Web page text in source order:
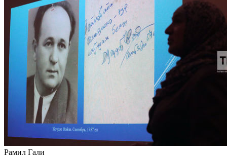
Рамил Гали